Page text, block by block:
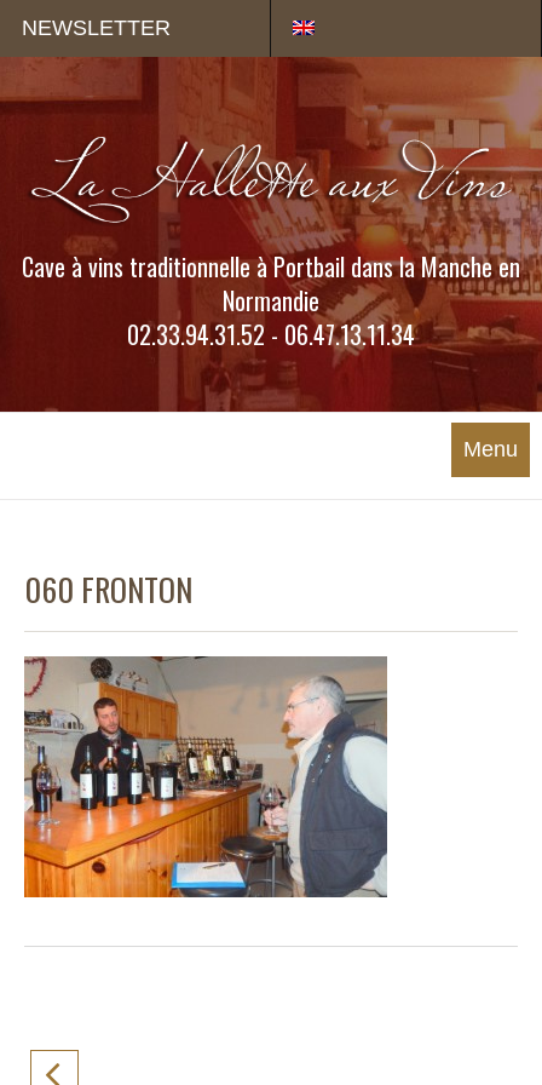
NEWSLETTER
Cave à vins traditionnelle à Portbail dans la Manche en
Normandie
02.33.94.31.52 - 06.47.13.11.34
Menu
060 FRONTON
Panneau de gestion des cookies